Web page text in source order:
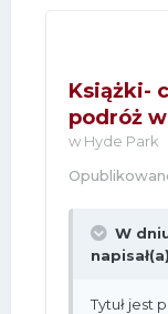
Książki-
podróż
w Hyde Park
W
Tytuł jest